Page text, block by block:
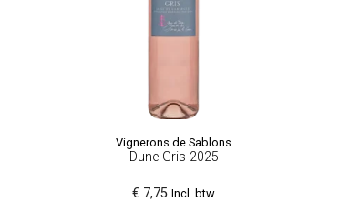
Vignerons de Sablons
Dune Gris 2025
€ 7,75 Incl. btw